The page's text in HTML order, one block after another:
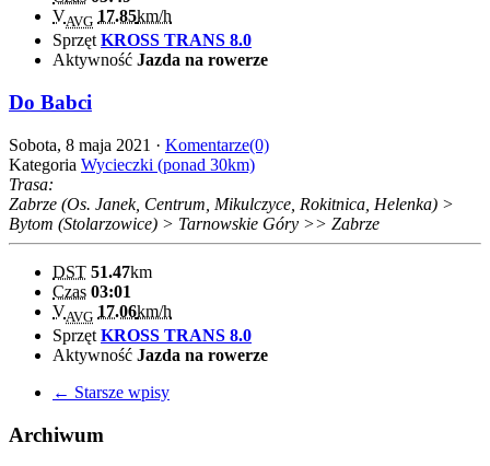
VAVG 17.85km/h
SprzętKROSS TRANS 8.0
Aktywność Jazda na rowerze
Do Babci
Sobota, 8 maja 2021 · Komentarze(0)
Kategoria Wycieczki (ponad 30km)
Trasa:
Zabrze (Os. Janek, Centrum, Mikulczyce, Rokitnica, Helenka) >
Bytom (Stolarzowice) > Tarnowskie Góry >> Zabrze
DST 51.47km
Czas 03:01
VAVG 17.06km/h
Sprzęt KROSS TRANS 8.0
Aktywność Jazda na rowerze
← Starsze wpisy
Archiwum